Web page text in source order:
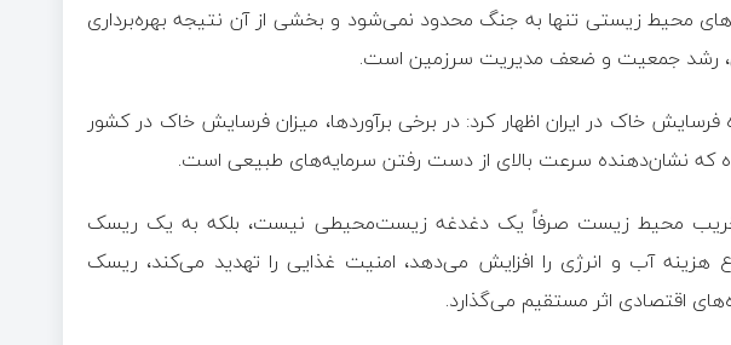
محیط زیستی تنها به جنگ محدود نمی‌شود و بخشی از آن نتیجه بهره‌برداری
رشد جمعیت و ضعف مدیریت سرزمین است.
فرسایش خاک در ایران اظهار کرد: در برخی برآوردها، میزان فرسایش خاک در کشور
تخریب محیط زیست صرفاً یک دغدغه زیست‌محیطی نیست، بلکه به یک ریسک
آب و انرژی را افزایش می‌دهد، امنیت غذایی را تهدید می‌کند، ریسک
اقتصادی اثر مستقیم می‌گذارد.